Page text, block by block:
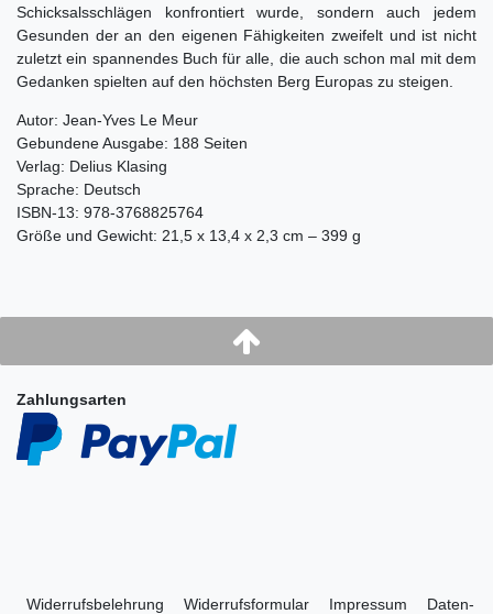
Schicksalsschlägen konfrontiert wurde, sondern auch jedem
Gesunden der an den eigenen Fähigkeiten zweifelt und ist nicht
zuletzt ein spannendes Buch für alle, die auch schon mal mit dem
Gedanken spielten auf den höchsten Berg Europas zu steigen.
Autor: Jean-Yves Le Meur
Gebundene Ausgabe: 188 Seiten
Verlag: Delius Klasing
Sprache: Deutsch
ISBN-13: 978-3768825764
Größe und Gewicht: 21,5 x 13,4 x 2,3 cm – 399 g
Zahlungsarten
Widerrufs­belehrung Widerrufs­formular Impressum Daten­